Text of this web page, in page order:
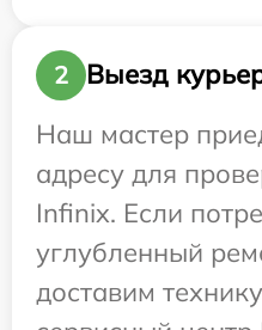
2
Выезд
Наш мастер
адресу для
Infinix. Если
углубленный
доставим